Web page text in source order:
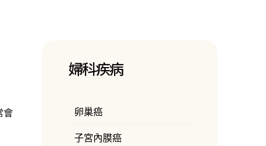
會
婦科疾病
卵巢癌
子宮內膜癌